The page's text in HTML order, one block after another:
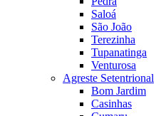
Saloá
São João
Terezinha
Tupanatinga
Venturosa
Agreste Setentrional
Bom Jardim
Casinhas